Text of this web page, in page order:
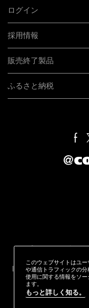
ログイン
採用情報
販売終了製品
ふるさと納税
カウン
STYLE="COLOR:
© MAKE-UP ART
このウェブサイトはユ
や通信トラフィックの
使用に関する情報をソ
ます。
もっと詳しく知る。